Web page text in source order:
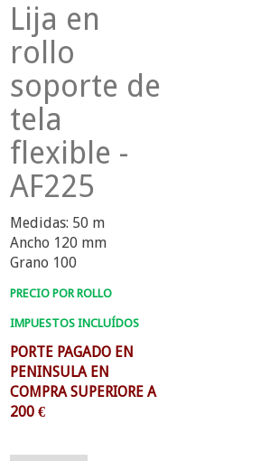
Lija en
rollo
soporte de
tela
flexible -
AF225
Medidas: 50 m
Ancho 120 mm
Grano 100
PRECIO POR ROLLO
IMPUESTOS INCLUÍDOS
PORTE PAGADO EN
PENINSULA EN
COMPRA SUPERIORE A
200 €